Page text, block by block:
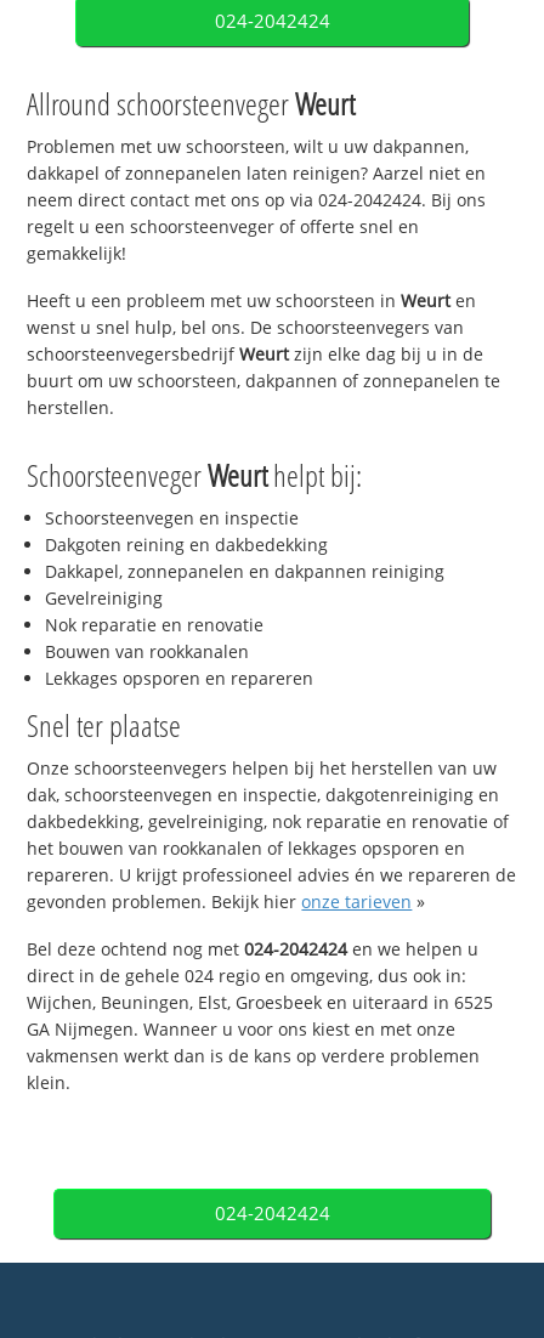
024-2042424
Allround schoorsteenvegerWeurt
Problemen met uw schoorsteen, wilt u uw dakpannen,
dakkapel of zonnepanelen laten reinigen? Aarzel niet en
neem direct contact met ons op via 024-2042424. Bij ons
regelt u een schoorsteenveger of offerte snel en
gemakkelijk!
Heeft u een probleem met uw schoorsteen inWeurten
wenst u snel hulp, bel ons. De schoorsteenvegers van
schoorsteenvegersbedrijfWeurtzijn elke dag bij u in de
buurt om uw schoorsteen, dakpannen of zonnepanelen te
herstellen.
SchoorsteenvegerWeurthelpt bij:
Schoorsteenvegen en inspectie
Dakgoten reining en dakbedekking
Dakkapel, zonnepanelen en dakpannen reiniging
Gevelreiniging
Nok reparatie en renovatie
Bouwen van rookkanalen
Lekkages opsporen en repareren
Snel ter plaatse
Onze schoorsteenvegers helpen bij het herstellen van uw
dak, schoorsteenvegen en inspectie, dakgotenreiniging en
dakbedekking, gevelreiniging, nok reparatie en renovatie of
het bouwen van rookkanalen of lekkages opsporen en
repareren. U krijgt professioneel advies én we repareren de
gevonden problemen. Bekijk hieronze tarieven »
Bel deze ochtend nog met024-2042424en we helpen u
direct in de gehele 024 regio en omgeving, dus ook in:
Wijchen, Beuningen, Elst, Groesbeek en uiteraard in 6525
GA Nijmegen. Wanneer u voor ons kiest en met onze
vakmensen werkt dan is de kans op verdere problemen
klein.
024-2042424